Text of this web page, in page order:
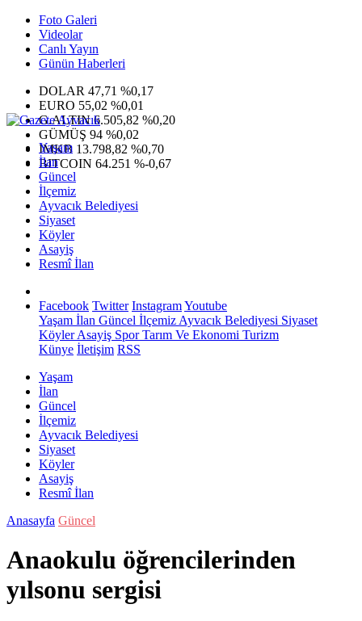
Foto Galeri
Videolar
Canlı Yayın
Günün Haberleri
DOLAR 47,71 %0,17
EURO 55,02 %0,01
G.ALTIN6.505,82 %0,20
GÜMÜŞ 94 %0,02
IMKB 13.798,82 %0,70
BITCOIN 64.251 %-0,67
Yaşam
İlan
Güncel
İlçemiz
Ayvacık Belediyesi
Siyaset
Köyler
Asayiş
Resmî İlan
Facebook Twitter InstagramYoutube
Yaşam İlan Güncel İlçemiz Ayvacık Belediyesi Siyaset
KöylerAsayiş SporTarım Ve Ekonomi Turizm
Künye İletişim RSS
Yaşam
İlan
Güncel
İlçemiz
Ayvacık Belediyesi
Siyaset
Köyler
Asayiş
Resmî İlan
Anasayfa Güncel
Anaokulu öğrencilerinden
yılsonu sergisi